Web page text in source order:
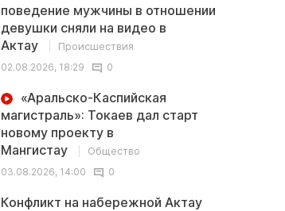
поведение мужчины в отношении
девушки сняли на видео в
Актау
Происшествия
02.08.2026, 18:29
0
«Аральско-Каспийская
магистраль»: Токаев дал старт
новому проекту в
Мангистау
Общество
03.08.2026, 14:00
0
Конфликт на набережной Актау